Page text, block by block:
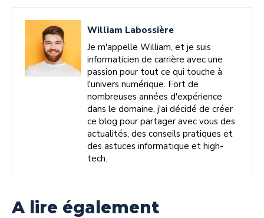
William Labossière
Je m'appelle William, et je suis
informaticien de carrière avec une
passion pour tout ce qui touche à
l'univers numérique. Fort de
nombreuses années d'expérience
dans le domaine, j'ai décidé de créer
ce blog pour partager avec vous des
actualités, des conseils pratiques et
des astuces informatique et high-
tech.
A lire également